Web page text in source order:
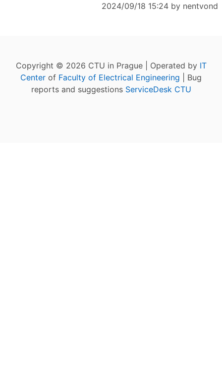
2024/09/18 15:24 by nentvond
Copyright © 2026 CTU in Prague | Operated by IT
Center of Faculty of Electrical Engineering | Bug
reports and suggestions ServiceDesk CTU